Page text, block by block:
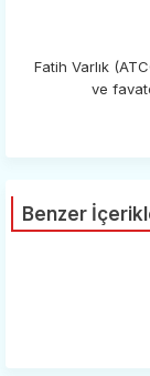
Fatih Varlık
ve
Benzer